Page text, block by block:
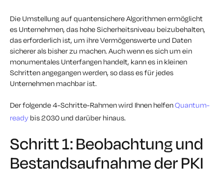
Die Umstellung auf quantensichere Algorithmen ermöglicht
es Unternehmen, das hohe Sicherheitsniveau beizubehalten,
das erforderlich ist, um ihre Vermögenswerte und Daten
sicherer als bisher zu machen. Auch wenn es sich um ein
monumentales Unterfangen handelt, kann es in kleinen
Schritten angegangen werden, so dass es für jedes
Unternehmen machbar ist.
Der folgende 4-Schritte-Rahmen wird Ihnen helfenQuantum-
ready bis 2030 und darüber hinaus.
Schritt 1: Beobachtung und
Bestandsaufnahme der PKI